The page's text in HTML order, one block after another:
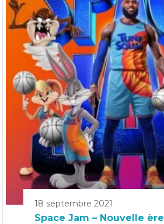
18 septembre 2021
Space Jam – Nouvelle ère